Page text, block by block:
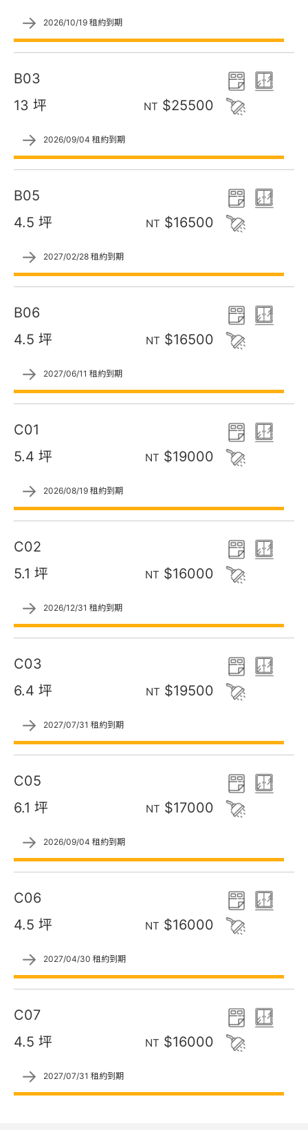
→ 2026/10/19 租約到期
B03
13 坪
NT $25500
→ 2026/09/04 租約到期
B05
4.5 坪
NT $16500
→ 2027/02/28 租約到期
B06
4.5 坪
NT $16500
→ 2027/06/11 租約到期
C01
5.4 坪
NT $19000
→ 2026/08/19 租約到期
C02
5.1 坪
NT $16000
→ 2026/12/31 租約到期
C03
6.4 坪
NT $19500
→ 2027/07/31 租約到期
C05
6.1 坪
NT $17000
→ 2026/09/04 租約到期
C06
4.5 坪
NT $16000
→ 2027/04/30 租約到期
C07
4.5 坪
NT $16000
→ 2027/07/31 租約到期